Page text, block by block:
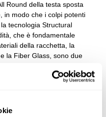
Round della testa sposta
in modo che i colpi potenti
tecnologia Structural
che è fondamentale
della racchetta, la
la Fiber Glass, sono due
Holes Lineal distribuisce